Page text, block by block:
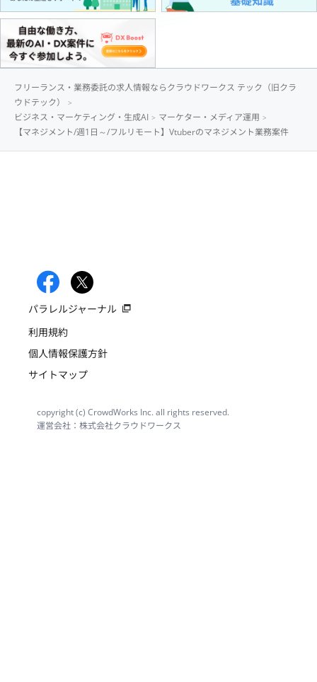
フリーランス・業務委託の求人情報ならクラウドワークス テック（旧クラ
ウドテック）
ビジネス・マーケティング・生成AI
マーケター・メディア運用
【マネジメント/週1日～/フルリモート】Vtuberのマネジメント業務案件
パラレルジャーナル
利用規約
個人情報保護方針
サイトマップ
copyright (c) CrowdWorks Inc. all rights reserved.
運営会社：株式会社クラウドワークス